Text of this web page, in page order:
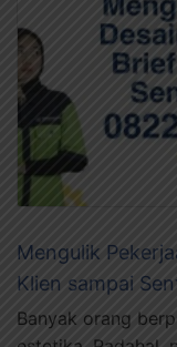
Mengulik
Klien sampai
Banyak orang